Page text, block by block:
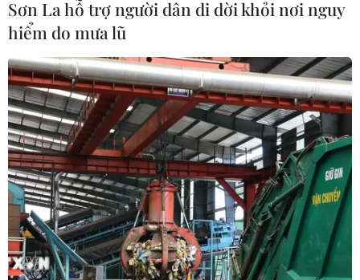
Trung Quốc đề ra mục tiêu phát
triển sở hữu trí tuệ đến năm 2030
02/08/2026 11:17
Hàn Quốc ghi nhận mức nhiệt cao kỷ
lục 42,5 độ C tại thành phố Yangsan
02/08/2026 07:52
Nhật Bản điều chỉnh chính sách
Sơn La hỗ trợ người dân di dời khỏi nơi nguy
hiểm do mưa lũ